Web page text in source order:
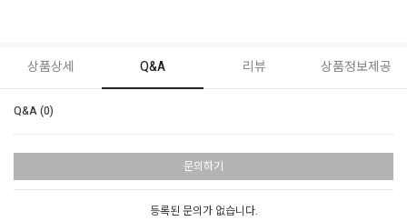
상품상세 Q&A 리뷰 상품정보제공
Q&A (0)
문의하기
등록된 문의가 없습니다.